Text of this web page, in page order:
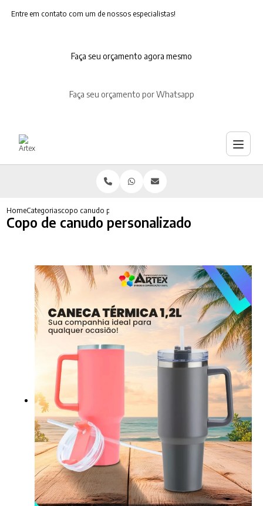
Entre em contato com um de nossos especialistas!
Faça seu orçamento agora mesmo
Faça seu orçamento por Whatsapp
HomeCategoriascopo canudo personalizado
Copo de canudo personalizado